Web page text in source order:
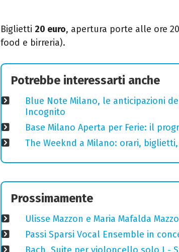
Biglietti 20 euro, apertura porte alle ore
food e birreria).
Potrebbe interessarti anche
Blue Note Milano, le anticipazioni
Incognito
Base Milano Aperta per Ferie: il
The Weeknd a Milano: orari,
Prossimamente
Ulisse Mazzon e Maria Mafalda
Passi Sparsi Vocal Ensemble in